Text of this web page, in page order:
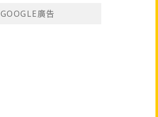
GOOGLE廣告